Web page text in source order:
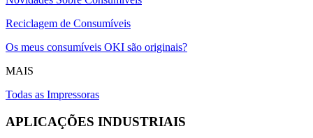
Reciclagem de Consumíveis
Os meus consumíveis OKI são originais?
MAIS
Todas as Impressoras
APLICAÇÕES INDUSTRIAIS